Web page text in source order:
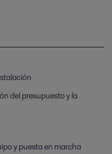
del presupuesto y la
y puesta en marcha